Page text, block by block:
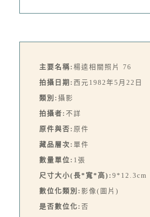
主要名稱: 楊逵相關照片 76
拍攝日期: 西元1982年5月22日
類別: 攝影
拍攝者: 不詳
原件與否: 原件
藏品層次: 單件
數量單位: 1張
尺寸大小(長*寬*高): 9*12.3cm
數位化類別: 影像(圖片)
是否數位化: 否